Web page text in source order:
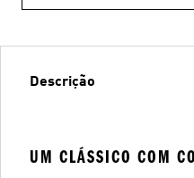
Descrição
UM CLÁSSICO COM